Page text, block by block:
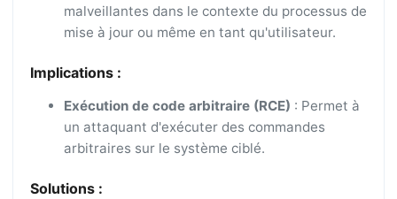
malveillantes dans le contexte du processus de
mise à jour ou même en tant qu'utilisateur.
Implications :
Exécution de code arbitraire (RCE) : Permet à
un attaquant d'exécuter des commandes
arbitraires sur le système ciblé.
Solutions :